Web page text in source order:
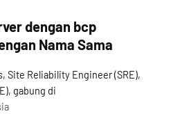
dengan bcp
Nama Sama
Site Reliability Engineer (SRE),
gabung di